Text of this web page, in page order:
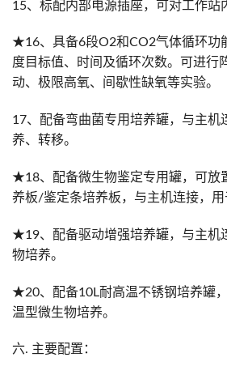
15、标配内部电源插座，可对工作站
★16、具备6段O2和CO2气体循环功
度目标值、时间及循环次数。可进行
动、极限高氧、间歇性缺氧等实验。
17、配备弯曲菌专用培养罐，与主机
养、转移。
★18、配备微生物鉴定专用罐，可放
养板/鉴定条培养板，与主机连接，用
★19、配备驱动增强培养罐，与主机
物培养。
★20、配备10L耐高温不锈钢培养罐
温型微生物培养。
六. 主要配置：